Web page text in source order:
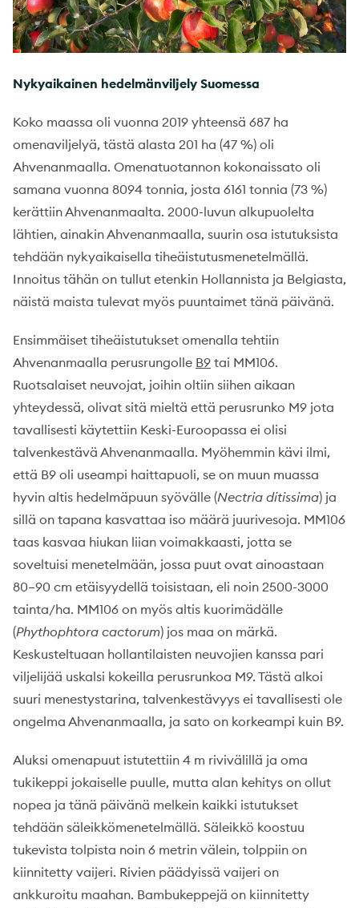
Nykyaikainen hedelmänviljely Suomessa
Koko maassa oli vuonna 2019 yhteensä 687 ha
omenaviljelyä, tästä alasta 201 ha (47 %) oli
Ahvenanmaalla. Omenatuotannon kokonaissato oli
samana vuonna 8094 tonnia, josta 6161 tonnia (73 %)
kerättiin Ahvenanmaalta. 2000-luvun alkupuolelta
lähtien, ainakin Ahvenanmaalla, suurin osa istutuksista
tehdään nykyaikaisella tiheäistutusmenetelmällä.
Innoitus tähän on tullut etenkin Hollannista ja Belgiasta,
näistä maista tulevat myös puuntaimet tänä päivänä.
Ensimmäiset tiheäistutukset omenalla tehtiin
Ahvenanmaalla perusrungolle B9 tai MM106.
Ruotsalaiset neuvojat, joihin oltiin siihen aikaan
yhteydessä, olivat sitä mieltä että perusrunko M9 jota
tavallisesti käytettiin Keski-Euroopassa ei olisi
talvenkestävä Ahvenanmaalla. Myöhemmin kävi ilmi,
että B9 oli useampi haittapuoli, se on muun muassa
hyvin altis hedelmäpuun syövälle (Nectria ditissima) ja
sillä on tapana kasvattaa iso määrä juurivesoja. MM106
taas kasvaa hiukan liian voimakkaasti, jotta se
soveltuisi menetelmään, jossa puut ovat ainoastaan
80–90 cm etäisyydellä toisistaan, eli noin 2500-3000
tainta/ha. MM106 on myös altis kuorimädälle
(Phythophtora cactorum) jos maa on märkä.
Keskusteltuaan hollantilaisten neuvojien kanssa pari
viljelijää uskalsi kokeilla perusrunkoa M9. Tästä alkoi
suuri menestystarina, talvenkestävyys ei tavallisesti ole
ongelma Ahvenanmaalla, ja sato on korkeampi kuin B9.
Aluksi omenapuut istutettiin 4 m rivivälillä ja oma
tukikeppi jokaiselle puulle, mutta alan kehitys on ollut
nopea ja tänä päivänä melkein kaikki istutukset
tehdään säleikkömenetelmällä. Säleikkö koostuu
tukevista tolpista noin 6 metrin välein, tolppiin on
kiinnitetty vaijeri. Rivien päädyissä vaijeri on
ankkuroitu maahan. Bambukeppejä on kiinnitetty